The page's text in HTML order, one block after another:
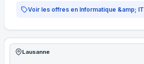
Voir les offres en Informatique &amp; IT
Lausanne